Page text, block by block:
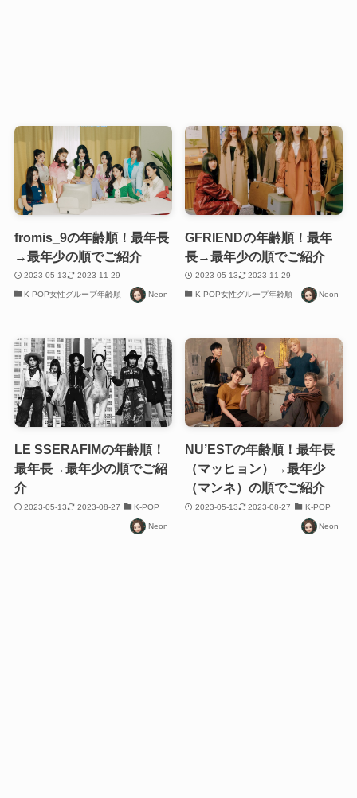
fromis_9の年齢順！最年長
→最年少の順でご紹介
2023-05-13 2023-11-29
K-POP女性グループ年齢順 Neon
GFRIENDの年齢順！最年
長→最年少の順でご紹介
2023-05-13 2023-11-29
K-POP女性グループ年齢順 Neon
LE SSERAFIMの年齢順！
最年長→最年少の順でご紹
介
2023-05-13 2023-08-27 K-POP
Neon
NU’ESTの年齢順！最年長
（マッヒョン）→最年少
（マンネ）の順でご紹介
2023-05-13 2023-08-27 K-POP
Neon